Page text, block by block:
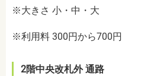
※大きさ 小・中・大
※利用料 300円から700円
2階中央改札外 通路